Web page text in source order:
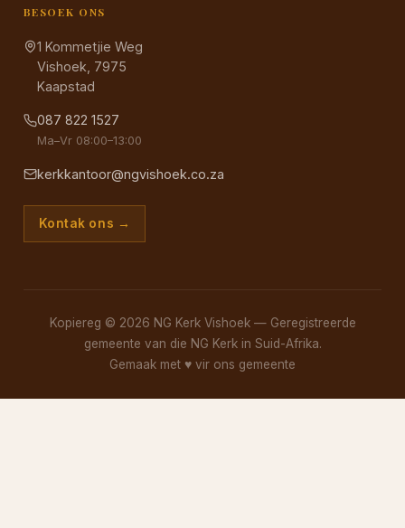
BESOEK ONS
1 Kommetjie Weg
Vishoek, 7975
Kaapstad
087 822 1527
Ma–Vr 08:00–13:00
kerkkantoor@ngvishoek.co.za
Kontak ons →
Kopiereg © 2026 NG Kerk Vishoek — Geregistreerde
gemeente van die NG Kerk in Suid-Afrika.
Gemaak met ♥ vir ons gemeente